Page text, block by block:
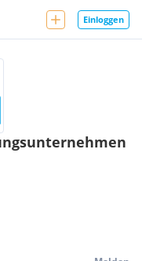
Einloggen